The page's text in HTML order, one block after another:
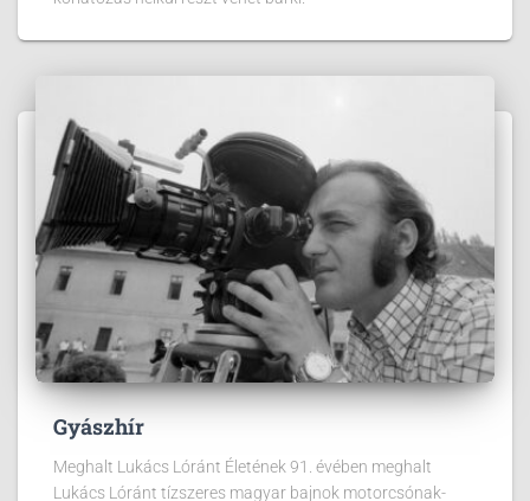
Gyászhír
Meghalt Lukács Lóránt Életének 91. évében meghalt
Lukács Lóránt tízszeres magyar bajnok motorcsónak-